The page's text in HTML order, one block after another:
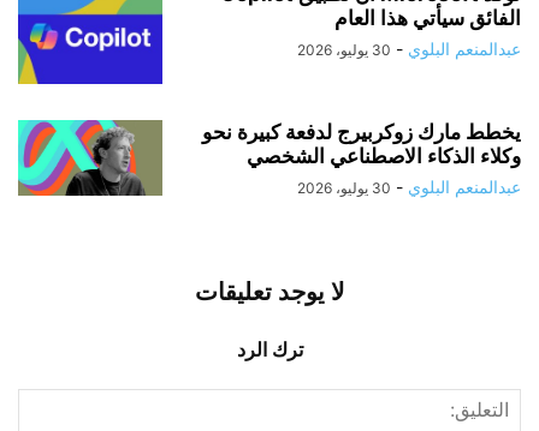
الفائق سيأتي هذا العام
عبدالمنعم البلوي - 30 يوليو، 2026
يخطط مارك زوكربيرج لدفعة كبيرة نحو
وكلاء الذكاء الاصطناعي الشخصي
عبدالمنعم البلوي - 30 يوليو، 2026
لا يوجد تعليقات
ترك الرد